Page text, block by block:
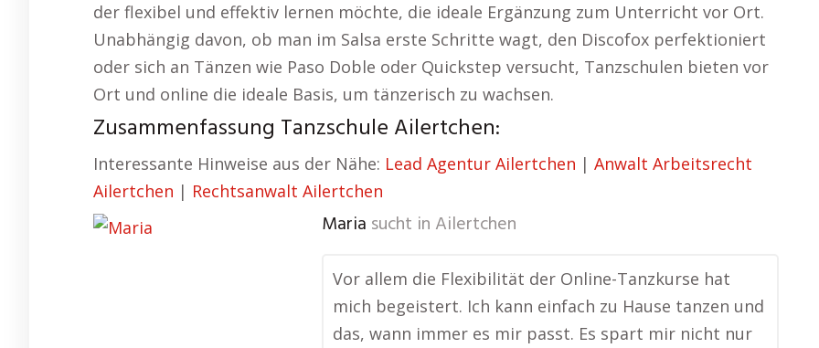
der flexibel und effektiv lernen möchte, die ideale Ergänzung zum Unterricht vor Ort.
Unabhängig davon, ob man im Salsa erste Schritte wagt, den Discofox perfektioniert
oder sich an Tänzen wie Paso Doble oder Quickstep versucht, Tanzschulen bieten vor
Ort und online die ideale Basis, um tänzerisch zu wachsen.
Zusammenfassung Tanzschule Ailertchen:
Interessante Hinweise aus der Nähe: Lead Agentur Ailertchen | Anwalt Arbeitsrecht
Ailertchen | Rechtsanwalt Ailertchen
Maria sucht in Ailertchen
Vor allem die Flexibilität der Online-Tanzkurse hat
mich begeistert. Ich kann einfach zu Hause tanzen und
das, wann immer es mir passt. Es spart mir nicht nur